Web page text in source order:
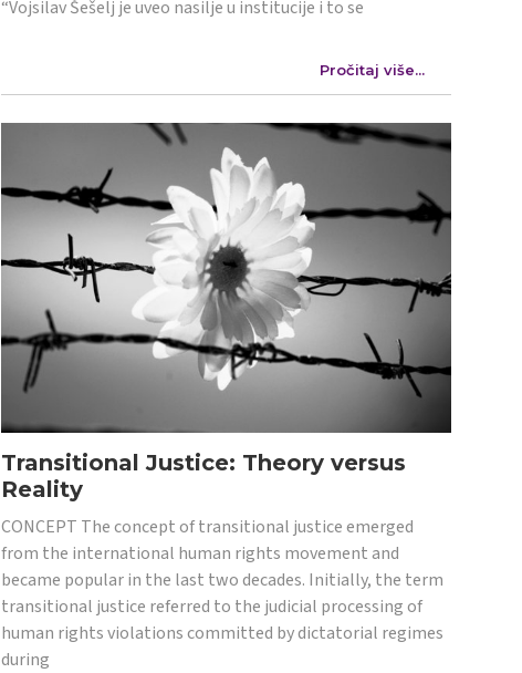
“Vojsilav Šešelj je uveo nasilje u institucije i to se
Pročitaj više...
Transitional Justice: Theory versus
Reality
CONCEPT The concept of transitional justice emerged
from the international human rights movement and
became popular in the last two decades. Initially, the term
transitional justice referred to the judicial processing of
human rights violations committed by dictatorial regimes
during